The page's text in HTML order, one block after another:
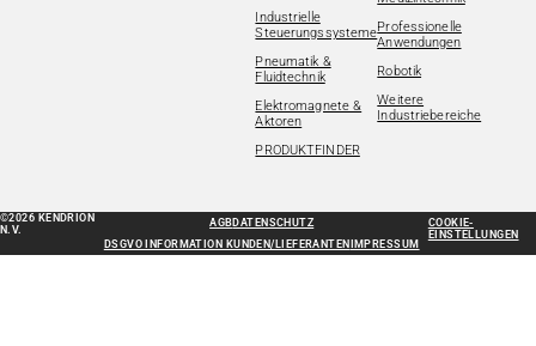
Industrielle
Steuerungssysteme
Pneumatik &
Fluidtechnik
Elektromagnete &
Aktoren
PRODUKTFINDER
Professionelle
Anwendungen
Robotik
Weitere
Industriebereiche
©2026 KENDRION
N.V.
AGBDATENSCHUTZ
DSGVO INFORMATION KUNDEN/LIEFERANTEN IMPRESSUM
COOKIE-
EINSTELLUNGEN